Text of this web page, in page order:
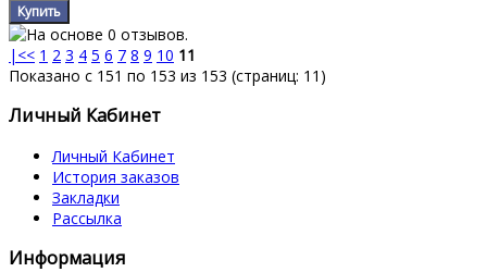
|<< 1 2 3 4 5 6 7 8 9 10 11
Показано с 151 по 153 из 153 (страниц: 11)
Личный Кабинет
Личный Кабинет
История заказов
Закладки
Рассылка
Информация